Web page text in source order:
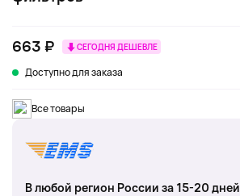
663 ₽ СЕГОДНЯ ДЕШЕВЛЕ
Доступно для заказа
Все товары
В любой регион России за 15-20 дней